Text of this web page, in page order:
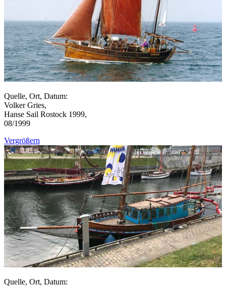
Quelle, Ort, Datum:
Volker Gries,
Hanse Sail Rostock 1999,
08/1999
Vergrößern
Quelle, Ort, Datum: